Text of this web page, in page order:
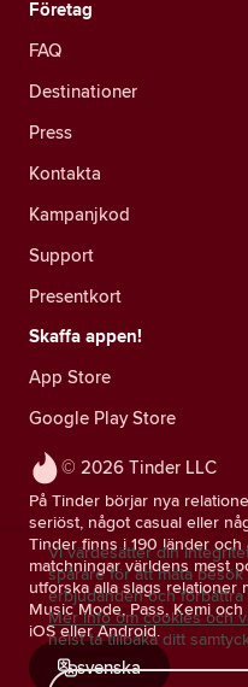
© 2026 Tinder LLC
På Tinder börjar nya
seriöst, något casual eller
Tinder finns i 190 länder
matchningar världens mest
utforska alla slags
Music Mode, Pass, Kemi
iOS eller Android.
svenska
Företag
FAQ
Destinationer
Press
Kontakta
Kampanjkod
Support
Presentkort
Skaffa appen!
App Store
Google Play Store
Vi värdesätter din
spårare för att mäta
erbjudanden och
Mer info om cookies och
helst ta tillbaka ditt